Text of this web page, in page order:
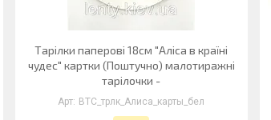
Тарілки паперові 18см "Аліса в країні
чудес" картки (Поштучно) малотиражні
тарілочки -
ВТС_трлк_Алиса_карты_бел